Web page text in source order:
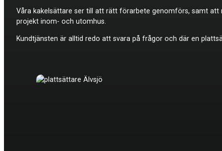
Våra kakelsättare ser till att rätt förarbete genomförs, samt
projekt inom- och utomhus.
Kundtjänsten är alltid redo att svara på frågor och där en